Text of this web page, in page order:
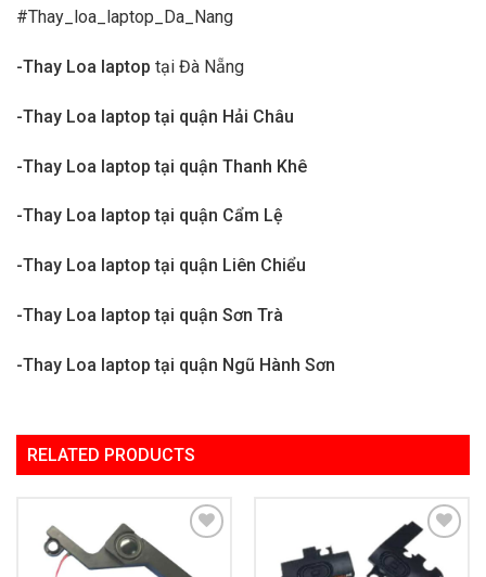
#Thay_loa_laptop_Da_Nang
-Thay Loa laptop tại Đà Nẵng
-Thay Loa laptop tại quận Hải Châu
-Thay Loa laptop tại quận Thanh Khê
-Thay Loa laptop tại quận Cẩm Lệ
-Thay Loa laptop tại quận Liên Chiểu
-Thay Loa laptop tại quận Sơn Trà
-Thay Loa laptop tại quận Ngũ Hành Sơn
RELATED PRODUCTS
Wishlist
Add to
Wishlist